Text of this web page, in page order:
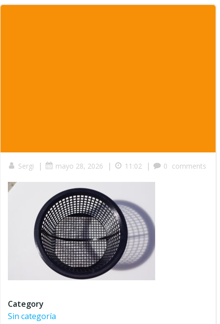
Sergi | mayo 28, 2026 | 11:02 | 0 comments
Category
Sin categoría